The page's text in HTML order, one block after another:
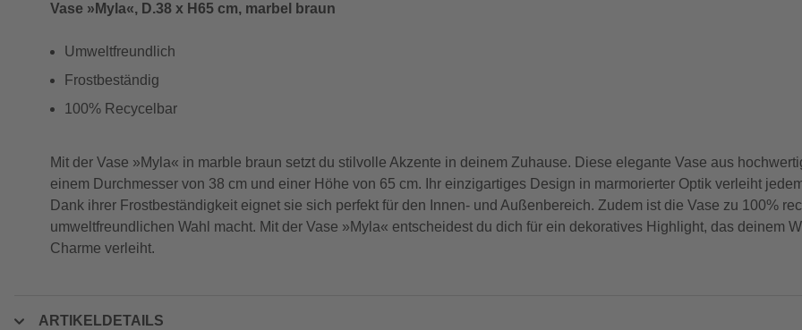
Vase »Myla«, D.38 x H65 cm, marbel braun
Umweltfreundlich
Frostbeständig
100% Recycelbar
Mit der Vase »Myla« in marble braun setzt du stilvolle Akzente in deinem Zuhause. Diese elegante Vase aus
einem Durchmesser von 38 cm und einer Höhe von 65 cm. Ihr einzigartiges Design in marmorierter Optik verleiht
Dank ihrer Frostbeständigkeit eignet sie sich perfekt für den Innen- und Außenbereich. Zudem ist die Vase zu 100%
umweltfreundlichen Wahl macht. Mit der Vase »Myla« entscheidest du dich für ein dekoratives Highlight, das deinem
Charme verleiht.
ARTIKELDETAILS